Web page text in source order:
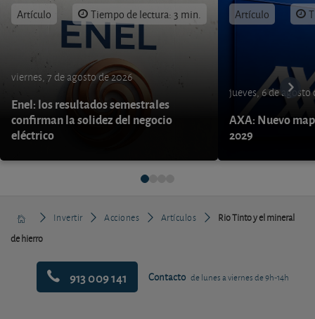
Artículo Tiempo de lectura: 3 min.
viernes, 7 de agosto de 2026
Enel: los resultados semestrales
confirman la solidez del negocio
eléctrico
Artículo
jueves, 6 de agosto
AXA: Nuevo
2029
Invertir Acciones Artículos
Rio Tinto y el mineral
de hierro
913 009 141 Contacto de lunes a viernes de 9h-14h